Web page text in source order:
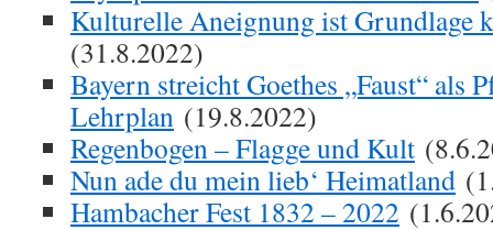
Kulturelle Aneignung ist Grundlage
(31.8.2022)
Bayern streicht Goethes „Faust“ als
Lehrplan (19.8.2022)
Regenbogen – Flagge und Kult
Nun ade du mein lieb‘ Heimatland
Hambacher Fest 1832 – 2022